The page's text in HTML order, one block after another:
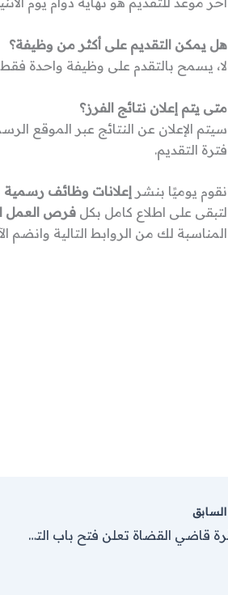
هل يمكن التقديم على أكثر من وظيفة؟
لا، يسمح بالتقدم على وظيفة واحدة
متى يتم إعلان نتائج الفرز؟
سيتم الإعلان عن النتائج عبر الموقع
فترة التقديم.
نقوم يوميًا بنشر إعلانات وظائف رسمية
لتبقى على اطلاع كامل بكل فرص العمل
المناسبة لك من الروابط التالية وانضم
السابق
دائرة قاضي القضاة تعلن فتح باب التقديم على أكثر من 35 وظيفة حكومية شاغرة لكافة المؤهلات